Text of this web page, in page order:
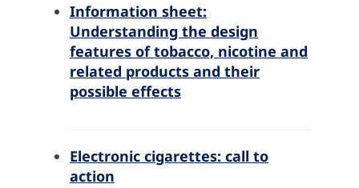
Information sheet:
Understanding the design
features of tobacco, nicotine and
related products and their
possible effects
Electronic cigarettes: call to
action